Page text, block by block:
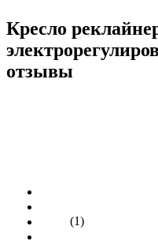
Кресло
отзывы
(1)